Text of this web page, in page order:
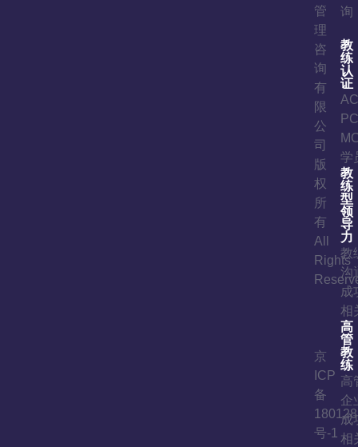
教
练
认
证
学
教
练
型
领
导
力
教
沟
成
相
高
管
教
练
高
企
成
相
询
管
理
咨
询
有
限
公
司
版
权
所
有
All
Rights
京
ICP
备
号-1